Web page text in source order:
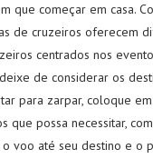
que começar em casa.
de cruzeiros oferecem
centrados nos
de considerar os
para zarpar, coloque
que possa necessitar,
voo até seu destino e o